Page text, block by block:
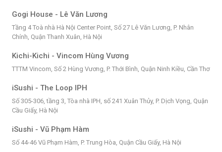
Gogi House - Lê Văn Lương
Tầng 4 Toà nhà Hà Nội Center Point, Số 27 Lê Văn Lương, P. Nhân
Chính, Quận Thanh Xuân, Hà Nội
Kichi-Kichi - Vincom Hùng Vương
TTTM Vincom, Số 2 Hùng Vương, P. Thới Bình, Quận Ninh Kiều, Cần Thơ
iSushi - The Loop IPH
Số 305-306, tầng 3, Tòa nhà IPH, số 241 Xuân Thủy, P. Dịch Vọng, Quận
Cầu Giấy, Hà Nội
iSushi - Vũ Phạm Hàm
Số 44-46 Vũ Phạm Hàm, P. Trung Hòa, Quận Cầu Giấy, Hà Nội